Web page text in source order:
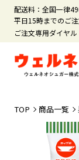
配送料：全国一律
平日15時までのご
ご注文専用ダイヤル
TOP 商品一覧